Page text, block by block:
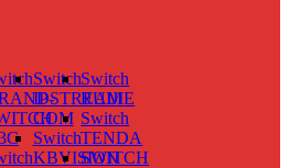
Switch
IP-
COM
Switch
KBVISION
Switch
RUIJIE
Switch
TENDA
SWITCH